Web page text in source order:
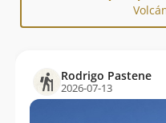
Rodrigo Pastene
2026-07-13